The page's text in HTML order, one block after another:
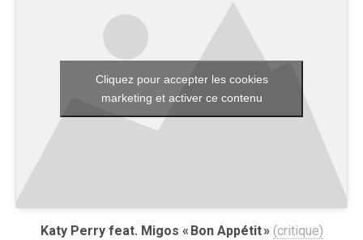
Cliquez pour accepter les cookies
marketing et activer ce contenu
Katy Perry feat. Migos « Bon Appétit » (critique)